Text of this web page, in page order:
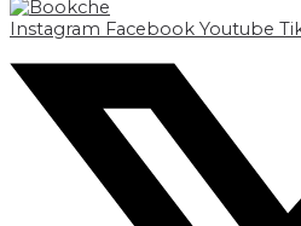
Instagram Facebook Youtube